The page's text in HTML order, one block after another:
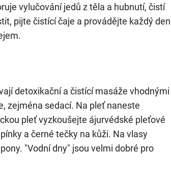
vylučování jedů z těla a hubnutí, čistí
pijte čistící čaje a provádějte každý den
detoxikační a čistící masáže vhodnými
zejména sedací. Na pleť naneste
pleť vyzkoušejte ájurvédské pleťové
a černé tečky na kůži. Na vlasy
"Vodní dny" jsou velmi dobré pro